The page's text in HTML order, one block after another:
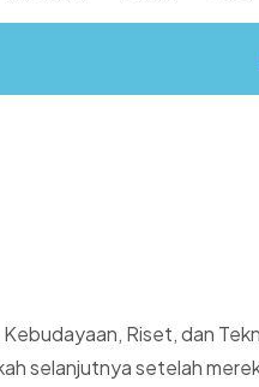
Riset, dan
selanjutnya setelah